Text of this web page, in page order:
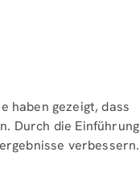
haben gezeigt, dass
Durch die Einführung
verbessern.